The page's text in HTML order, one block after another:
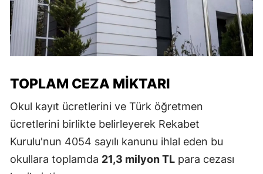
TOPLAM CEZA MIKTARI
Okul kayıt ücretlerini ve Türk öğretmen
ücretlerini birlikte belirleyerek Rekabet
Kurulu'nun 4054 sayılı kanunu ihlal eden bu
okullara toplamda 21,3 milyon TL para cezası